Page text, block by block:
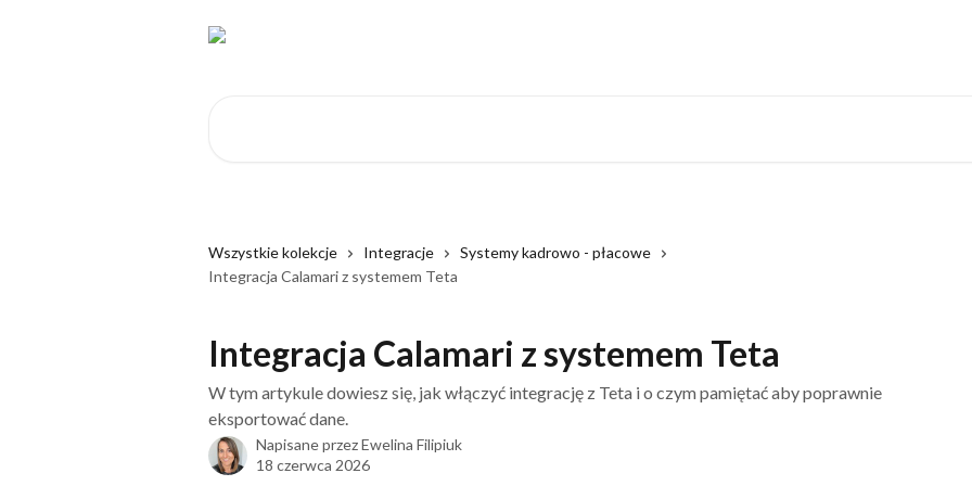
Wszystkie kolekcje Integracje
Systemy kadrowo - płacowe
Integracja Calamari z systemem Teta
Integracja Calamari z systemem Teta
W tym artykule dowiesz się, jak włączyć integrację z Teta i o czym pamiętać aby poprawnie
eksportować dane.
Napisane przezEwelina Filipiuk
18 czerwca 2026